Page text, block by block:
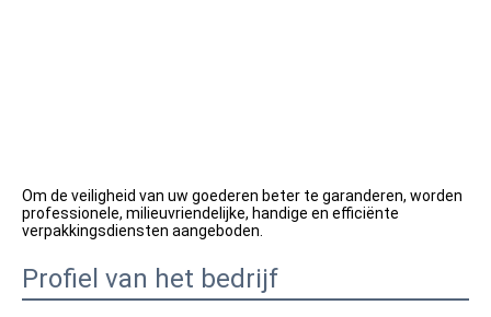
Om de veiligheid van uw goederen beter te garanderen, worden
professionele, milieuvriendelijke, handige en efficiënte
verpakkingsdiensten aangeboden.
Profiel van het bedrijf